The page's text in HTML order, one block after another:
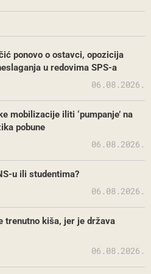
ponovo o ostavci, opozicija
u redovima SPS-a
06.08.2026.
mobilizacije iliti ‘pumpanje’ na
pobune
06.08.2026.
u ili studentima?
06.08.2026.
trenutno kiša, jer je država
06.08.2026.